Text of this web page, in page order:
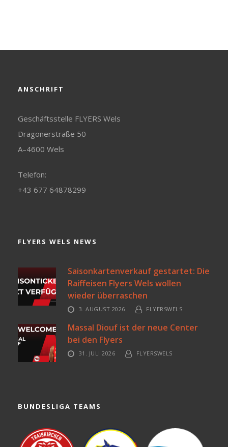
ANSCHRIFT
Geschäftsstelle FLYERS Wels
Dragonerstraße 50
A–4600 Wels
Telefon:
+43 677 64878299
FLYERS WELS NEWS
Saisonkartenverkauf gestartet: Die
Raiffeisen Flyers Wels wollen
wieder überraschen
3. AUGUST 2026 FLYERSWELS
Massal Diouf ist der neue Center
bei den Flyers
31. JULI 2026 FLYERSWELS
BUNDESLIGA TEAMS